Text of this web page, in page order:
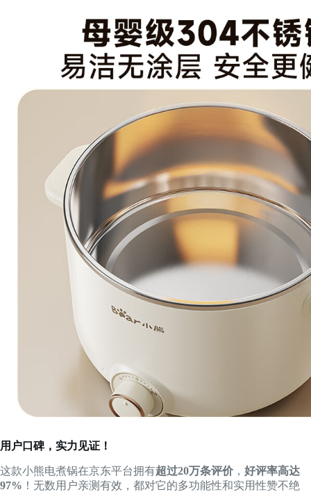
用户口碑，实力见证！
这款小熊电煮锅在京东平台拥有超过20万条评价 ， 好评率高达
97% ！无数用户亲测有效，都对它的多功能性和实用性赞不绝